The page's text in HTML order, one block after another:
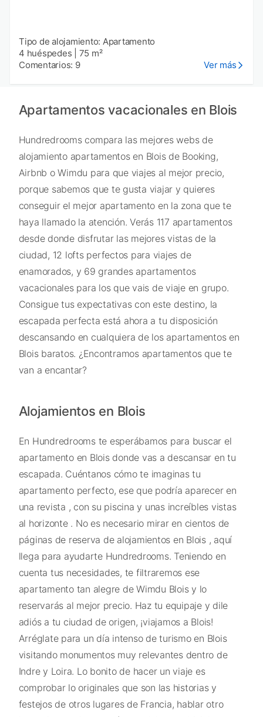
Tipo de alojamiento: Apartamento
4 huéspedes
75 m²
Comentarios: 9
Ver más
Apartamentos vacacionales en Blois
Hundredrooms compara las mejores webs de
alojamiento apartamentos en Blois de Booking,
Airbnb o Wimdu para que viajes al mejor precio,
porque sabemos que te gusta viajar y quieres
conseguir el mejor apartamento en la zona que te
haya llamado la atención. Verás 117 apartamentos
desde donde disfrutar las mejores vistas de la
ciudad, 12 lofts perfectos para viajes de
enamorados, y 69 grandes apartamentos
vacacionales para los que vais de viaje en grupo.
Consigue tus expectativas con este destino, la
escapada perfecta está ahora a tu disposición
descansando en cualquiera de los apartamentos en
Blois baratos. ¿Encontramos apartamentos que te
van a encantar?
Alojamientos en Blois
En Hundredrooms te esperábamos para buscar el
apartamento en Blois donde vas a descansar en tu
escapada. Cuéntanos cómo te imaginas tu
apartamento perfecto, ese que podría aparecer en
una revista , con su piscina y unas increíbles vistas
al horizonte . No es necesario mirar en cientos de
páginas de reserva de alojamientos en Blois , aquí
llega para ayudarte Hundredrooms. Teniendo en
cuenta tus necesidades, te filtraremos ese
apartamento tan alegre de Wimdu Blois y lo
reservarás al mejor precio. Haz tu equipaje y dile
adiós a tu ciudad de origen, ¡viajamos a Blois!
Arréglate para un día intenso de turismo en Blois
visitando monumentos muy relevantes dentro de
Indre y Loira. Lo bonito de hacer un viaje es
comprobar lo originales que son las historias y
festejos de otros lugares de Francia, hablar otro